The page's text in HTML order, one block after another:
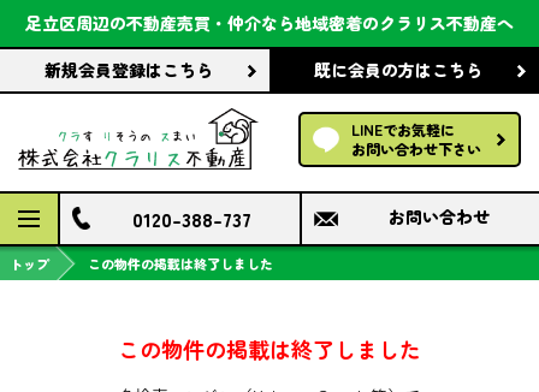
足立区周辺の不動産売買・仲介なら地域密着のクラリス不動産へ
新規会員登録はこちら 既に会員の方はこちら
LINEでお気軽に
お問い合わせ下さい
会社案内
前回の履歴で探す
保存した条件で探す
検討中の物件
0120-388-737 お問い合わせ
トップ この物件の掲載は終了しました
この物件の掲載は終了しました